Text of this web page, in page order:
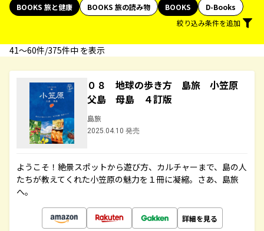
BOOKS 旅と健康
BOOKS 旅の読み物 BOOKS
D-Books
絞り込み条件を追加
41〜60件/375件中 を表示
０８ 地球の歩き方 島旅 小笠原
父島 母島 ４訂版
島旅
2025.04.10 発売
ようこそ！絶景スポットから遊び方、カルチャーまで、島の人
たちが教えてくれた小笠原の魅力を１冊に凝縮。さあ、島旅
へ。
詳細を見る